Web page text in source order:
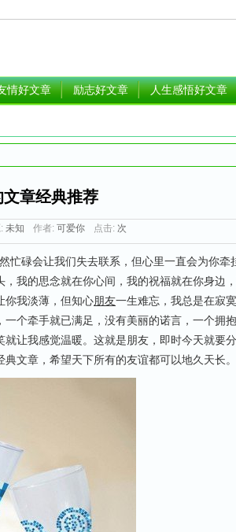
情好文章 励志好文章 人生感悟好文章
章经典推荐
未知 作者: 可爱你 点击: 次
碌会让我们失去联系，但心里一直会为你牵
，我的思念就在你心间，我的祝福就在你身边
你我淡薄，但知心朋友一生难忘，我总是在寂
个牵手就已满足，没有美丽的诺言，一个拥
让我感觉温暖。这就是朋友，即时今天就要分
典文章，希望天下所有的友谊都可以地久天长。